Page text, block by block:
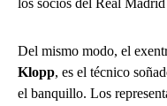
los socios del Real
Del mismo modo, el
Klopp, es el técnico
el banquillo. Los